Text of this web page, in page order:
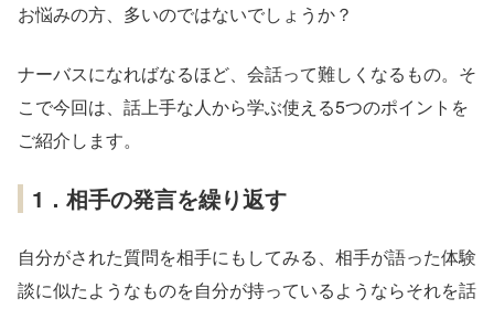
お悩みの方、多いのではないでしょうか？
ナーバスになればなるほど、会話って難しくなるもの。そ
こで今回は、話上手な人から学ぶ使える5つのポイントを
ご紹介します。
1．相手の発言を繰り返す
自分がされた質問を相手にもしてみる、相手が語った体験
談に似たようなものを自分が持っているようならそれを話